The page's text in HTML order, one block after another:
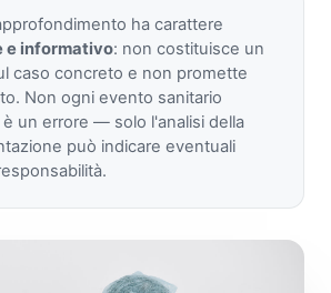
ha carattere
e informativo: non costituisce un
caso concreto e non promette
Non ogni evento sanitario
un errore — solo l'analisi della
può indicare eventuali